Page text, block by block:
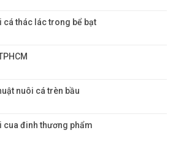
cá thác lác trong bể bạt
nuôi cá trèn bầu
cua đinh thương phẩm